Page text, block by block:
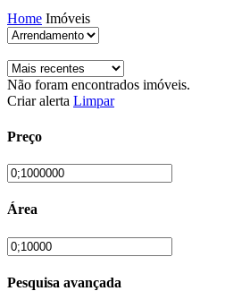
Home Imóveis
Não foram encontrados imóveis.
Criar alerta Limpar
Preço
Área
Pesquisa avançada